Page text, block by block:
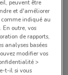
peuvent être
et d'améliorer
indiqué au
outre, vos
de rapports,
analyses basées
modifier vos
>
t-il si vous